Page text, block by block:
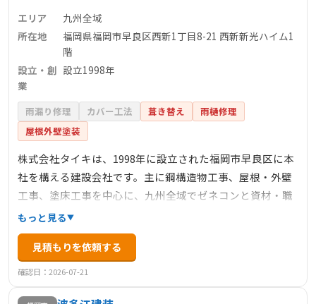
エリア
九州全域
所在地
福岡県福岡市早良区西新1丁目8-21 西新新光ハイム1
階
設立・創
業
設立1998年
雨漏り修理 カバー工法 葺き替え
雨樋修理
屋根外壁塗装
株式会社タイキは、1998年に設立された福岡市早良区に本
社を構える建設会社です。主に鋼構造物工事、屋根・外壁
工事、塗床工事を中心に、九州全域でゼネコンと資材・職
人のパイプ役として施工管理を行っています。経験豊富な
スタッフが在籍し、高品質な施工と安全管理を提供してい
ます。また、多様な工事に対応し、建築の総合商社として
の役割も果たしています。
もっと見る
見積もりを依頼する
確認日：2026-07-21